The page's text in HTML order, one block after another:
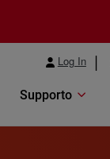
Log In
Supporto